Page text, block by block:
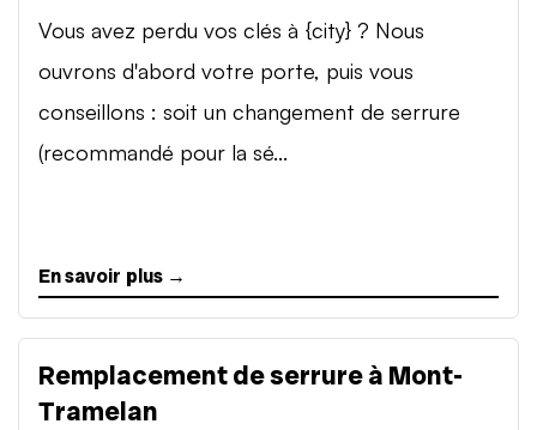
Vous avez perdu vos clés à {city} ? Nous
ouvrons d'abord votre porte, puis vous
conseillons : soit un changement de serrure
(recommandé pour la sé...
En savoir plus →
Remplacement de serrure à Mont-
Tramelan